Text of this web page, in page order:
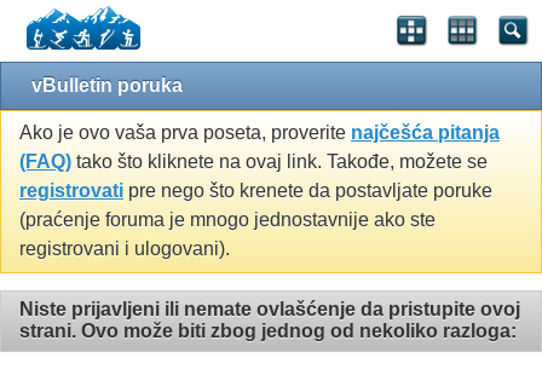
vBulletin poruka
Ako je ovo vaša prva poseta, proverite najčešća pitanja
(FAQ) tako što kliknete na ovaj link. Takođe, možete se
registrovati pre nego što krenete da postavljate poruke
(praćenje foruma je mnogo jednostavnije ako ste
registrovani i ulogovani).
Niste prijavljeni ili nemate ovlašćenje da pristupite ovoj
strani. Ovo može biti zbog jednog od nekoliko razloga: